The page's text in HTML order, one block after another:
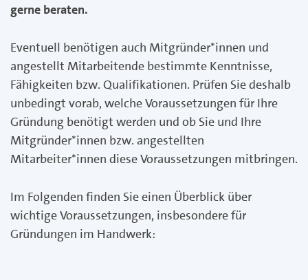
gerne beraten.
Eventuell benötigen auch Mitgründer*innen und
angestellt Mitarbeitende bestimmte Kenntnisse,
Fähigkeiten bzw. Qualifikationen. Prüfen Sie deshalb
unbedingt vorab, welche Voraussetzungen für Ihre
Gründung benötigt werden und ob Sie und Ihre
Mitgründer*innen bzw. angestellten
Mitarbeiter*innen diese Voraussetzungen mitbringen.
Im Folgenden finden Sie einen Überblick über
wichtige Voraussetzungen, insbesondere für
Gründungen im Handwerk: